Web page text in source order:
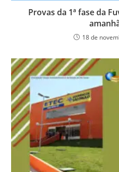
Provas da 1ª fase da
18 de